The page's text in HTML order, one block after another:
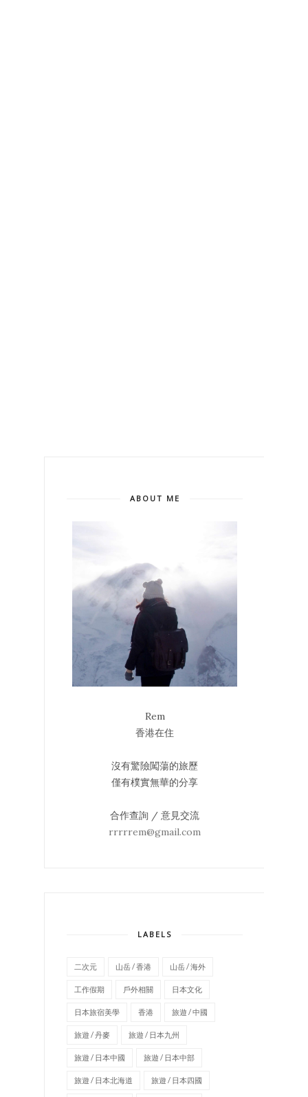
ABOUT ME
Rem
香港在住
沒有驚險闖蕩的旅歷
僅有樸實無華的分享
合作查詢 / 意見交流
rrrrrem@gmail.com
LABELS
二次元 山岳 / 香港 山岳 / 海外
工作假期 戶外相關 日本文化
日本旅宿美學 香港 旅遊 / 中國
旅遊 / 丹麥 旅遊 / 日本九州
旅遊 / 日本中國 旅遊 / 日本中部
旅遊 / 日本北海道 旅遊 / 日本四國